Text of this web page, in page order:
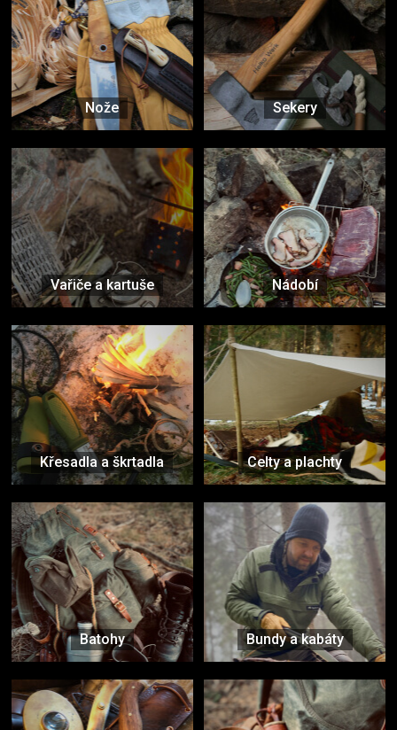
Nože Sekery
Vařiče a kartuše Nádobí
Křesadla a škrtadla Celty a plachty
Batohy Bundy a kabáty